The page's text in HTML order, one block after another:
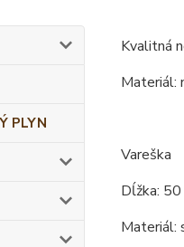
PLYN
Kvalitná
Materiál:
Vareška
Dĺžka: 50
Materiál: